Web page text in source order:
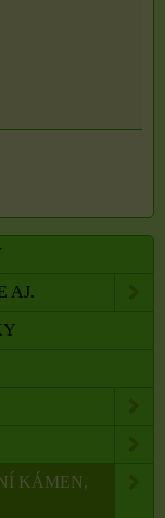
AJ.
KÁMEN,